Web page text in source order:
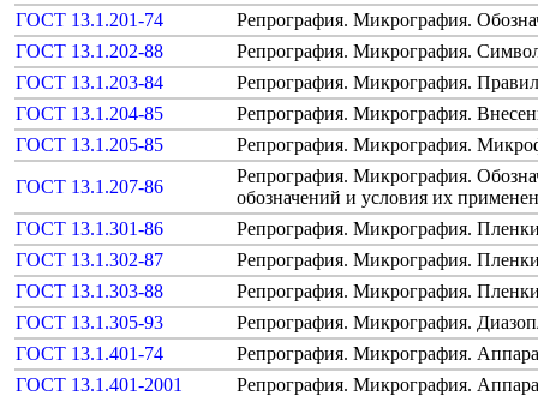
ГОСТ 13.1.201-74
Репрография. Микрография.
ГОСТ 13.1.202-88
Репрография. Микрография.
ГОСТ 13.1.203-84
Репрография. Микрография.
ГОСТ 13.1.204-85
Репрография. Микрография.
ГОСТ 13.1.205-85
Репрография. Микрография.
ГОСТ 13.1.207-86
Репрография. Микрография.
обозначений и условия их
ГОСТ 13.1.301-86
Репрография. Микрография.
ГОСТ 13.1.302-87
Репрография. Микрография.
ГОСТ 13.1.303-88
Репрография. Микрография.
ГОСТ 13.1.305-93
Репрография. Микрография.
ГОСТ 13.1.401-74
Репрография. Микрография.
ГОСТ 13.1.401-2001
Репрография. Микрография.